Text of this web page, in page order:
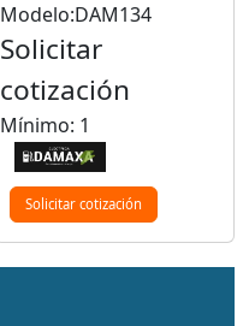
Modelo:DAM134
Solicitar
cotización
Mínimo: 1
Solicitar cotización